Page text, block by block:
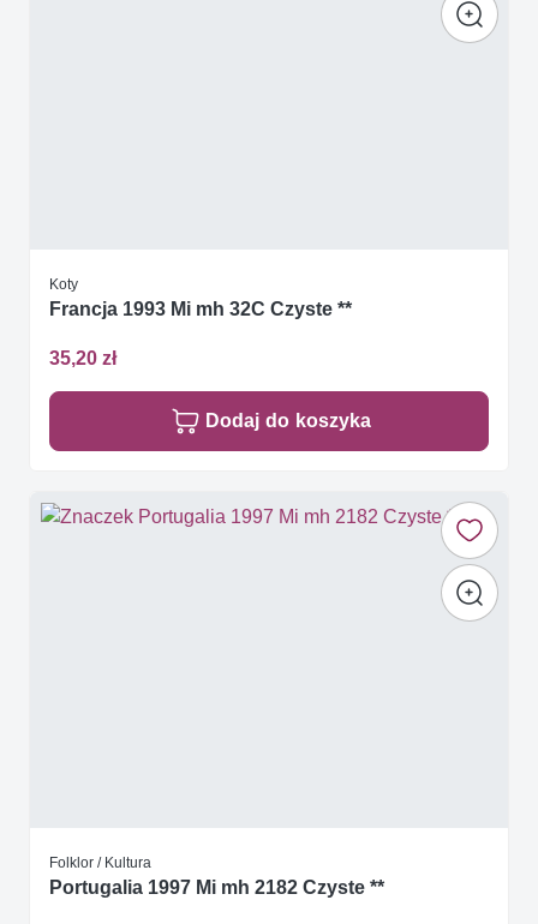
Koty
Francja 1993 Mi mh 32C Czyste **
35,20 zł
Dodaj do koszyka
Folklor / Kultura
Portugalia 1997 Mi mh 2182 Czyste **